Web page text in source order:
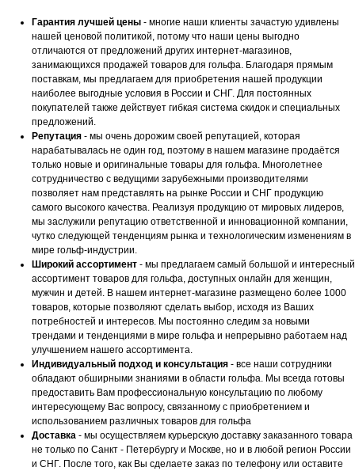
Гарантия лучшей цены - многие наши клиенты зачастую удивлены
нашей ценовой политикой, потому что наши цены выгодно
отличаются от предложений других интернет-магазинов,
занимающихся продажей товаров для гольфа. Благодаря прямым
поставкам, мы предлагаем для приобретения нашей продукции
наиболее выгодные условия в России и СНГ. Для постоянных
покупателей также действует гибкая система скидок и специальных
предложений.
Репутация - мы очень дорожим своей репутацией, которая
нарабатывалась не один год, поэтому в нашем магазине продаётся
только новые и оригинальные товары для гольфа. Многолетнее
сотрудничество с ведущими зарубежными производителями
позволяет нам представлять на рынке России и СНГ продукцию
самого высокого качества. Реализуя продукцию от мировых лидеров,
мы заслужили репутацию ответственной и инновационной компании,
чутко следующей тенденциям рынка и технологическим изменениям в
мире гольф-индустрии.
Широкий ассортимент - мы предлагаем самый большой и интересный
ассортимент товаров для гольфа, доступных онлайн для женщин,
мужчин и детей. В нашем интернет-магазине размещено более 1000
товаров, которые позволяют сделать выбор, исходя из Ваших
потребностей и интересов. Мы постоянно следим за новыми
трендами и тенденциями в мире гольфа и непрерывно работаем над
улучшением нашего ассортимента.
Индивидуальный подход и консультация - все наши сотрудники
обладают обширными знаниями в области гольфа. Мы всегда готовы
предоставить Вам профессиональную консультацию по любому
интересующему Вас вопросу, связанному с приобретением и
использованием различных товаров для гольфа
Доставка - мы осуществляем курьерскую доставку заказанного товара
не только по Санкт - Петербургу и Москве, но и в любой регион России
и СНГ. После того, как Вы сделаете заказ по телефону или оставите